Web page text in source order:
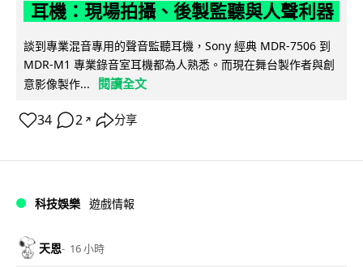
耳機：現場拍攝、後製監聽與人聲利器
談到專業混音專用的聲音監聽耳機，Sony 經典 MDR-7506 到
MDR-M1 專業錄音室耳機都為人熟悉。而現在舞台製作者與創
意影像製作...
閱讀全文
34 2 ↗ 分享
科技娛樂 遊戲情報
天恩 16 小時